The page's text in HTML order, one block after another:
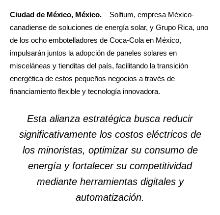
Ciudad de México, México. – Solfium, empresa México-
canadiense de soluciones de energía solar, y Grupo Rica, uno
de los ocho embotelladores de Coca-Cola en México,
impulsarán juntos la adopción de paneles solares en
misceláneas y tienditas del país, facilitando la transición
energética de estos pequeños negocios a través de
financiamiento flexible y tecnología innovadora.
Esta alianza estratégica busca reducir
significativamente los costos eléctricos de
los minoristas, optimizar su consumo de
energía y fortalecer su competitividad
mediante herramientas digitales y
automatización.